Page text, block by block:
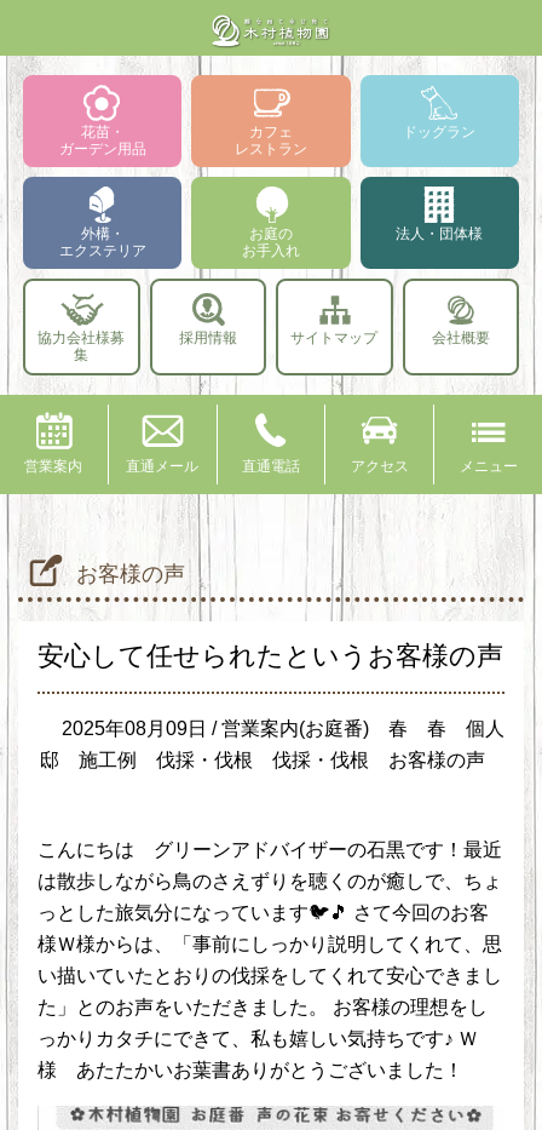
花苗・
ガーデン用品
カフェ
レストラン
ドッグラン
外構・
エクステリア
お庭の
お手入れ
法人・団体様
協力会社様募
集
採用情報 サイトマップ 会社概要
営業案内 直通メール 直通電話 アクセス メニュー
お客様の声
安心して任せられたというお客様の声
2025年08月09日 /営業案内(お庭番) 春 春
個人
邸
施工例 伐採・伐根 伐採・伐根 お客様の声
こんにちは グリーンアドバイザーの石黒です！最近
は散歩しながら鳥のさえずりを聴くのが癒しで、ちょ
っとした旅気分になっています🐦🎵 さて今回のお客
様Ｗ様からは、「事前にしっかり説明してくれて、思
い描いていたとおりの伐採をしてくれて安心できまし
た」とのお声をいただきました。 お客様の理想をし
っかりカタチにできて、私も嬉しい気持ちです♪ Ｗ
様 あたたかいお葉書ありがとうございました！